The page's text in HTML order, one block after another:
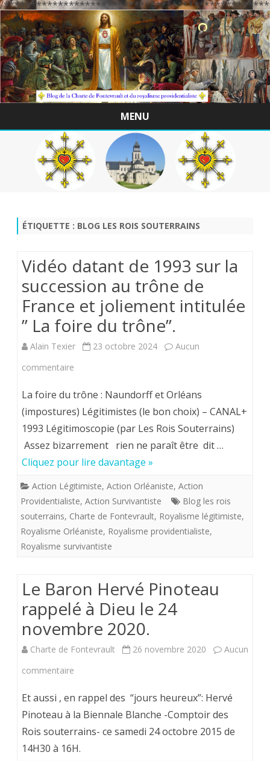
/
MENU
Skip
to
content
ÉTIQUETTE : BLOG LES ROIS SOUTERRAINS
Vidéo datant de 1993 sur la
succession au trône de
France et joliement intitulée
” La foire du trône”.
Alain Texier 23 octobre 2024
Aucun
commentaire
datant
de
1993
succession
au
France
et
La
foire
du
La foire du trône : Naundorff et Orléans
(impostures) Légitimistes (le bon choix) – CANAL+
1993 Légitimoscopie (par Les Rois Souterrains)
Assez bizarrement rien ne paraît être dit …
Cliquez pour lire davantage »
Action Légitimiste, Action Orléaniste, Action
Providentialiste, Action Survivantiste
Blog les rois
souterrains, Charte de Fontevrault, Royalisme légitimiste,
Royalisme Orléaniste, Royalisme providentialiste,
Royalisme survivantiste
Le Baron Hervé Pinoteau
rappelé à Dieu le 24
novembre 2020.
Charte de Fontevrault 26 novembre 2020
Aucun
commentaire
Baron
Hervé
Pinoteau
Et aussi , en rappel des “jours heureux”: Hervé
Pinoteau à la Biennale Blanche -Comptoir des
Rois souterrains- ce samedi 24 octobre 2015 de
14H30 à 16H.